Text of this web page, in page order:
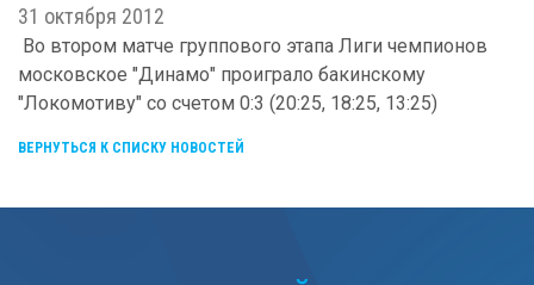
31 октября 2012
Во втором матче группового этапа Лиги чемпионов
московское "Динамо" проиграло бакинскому
"Локомотиву" со счетом 0:3 (20:25, 18:25, 13:25)
ВЕРНУТЬСЯ К СПИСКУ НОВОСТЕЙ